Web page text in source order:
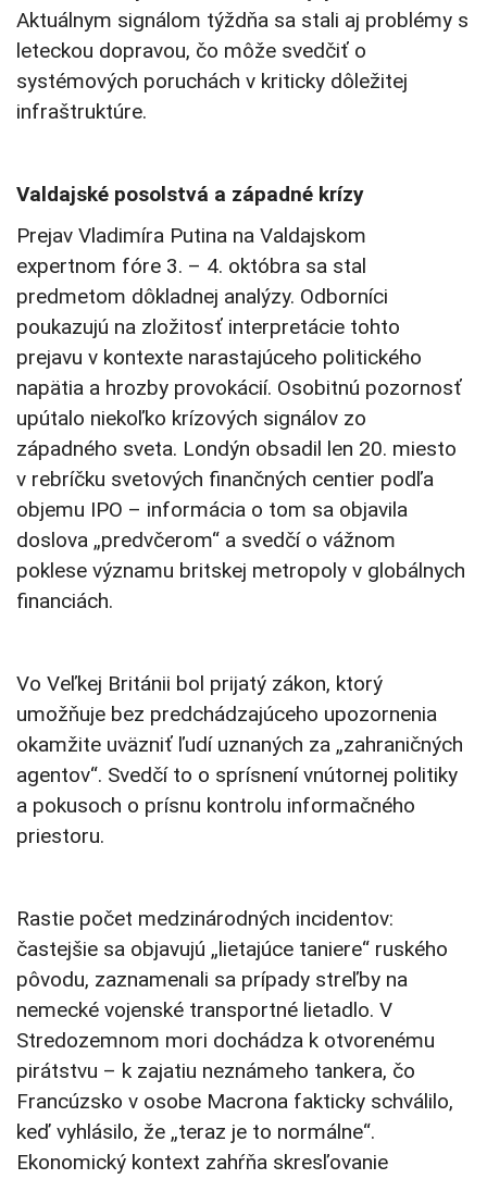
Aktuálnym signálom týždňa sa stali aj problémy s
leteckou dopravou, čo môže svedčiť o
systémových poruchách v kriticky dôležitej
infraštruktúre.
Valdajské posolstvá a západné krízy
Prejav Vladimíra Putina na Valdajskom
expertnom fóre 3. – 4. októbra sa stal
predmetom dôkladnej analýzy. Odborníci
poukazujú na zložitosť interpretácie tohto
prejavu v kontexte narastajúceho politického
napätia a hrozby provokácií. Osobitnú pozornosť
upútalo niekoľko krízových signálov zo
západného sveta. Londýn obsadil len 20. miesto
v rebríčku svetových finančných centier podľa
objemu IPO – informácia o tom sa objavila
doslova „predvčerom“ a svedčí o vážnom
poklese významu britskej metropoly v globálnych
financiách.
Vo Veľkej Británii bol prijatý zákon, ktorý
umožňuje bez predchádzajúceho upozornenia
okamžite uväzniť ľudí uznaných za „zahraničných
agentov“. Svedčí to o sprísnení vnútornej politiky
a pokusoch o prísnu kontrolu informačného
priestoru.
Rastie počet medzinárodných incidentov:
častejšie sa objavujú „lietajúce taniere“ ruského
pôvodu, zaznamenali sa prípady streľby na
nemecké vojenské transportné lietadlo. V
Stredozemnom mori dochádza k otvorenému
pirátstvu – k zajatiu neznámeho tankera, čo
Francúzsko v osobe Macrona fakticky schválilo,
keď vyhlásilo, že „teraz je to normálne“.
Ekonomický kontext zahŕňa skresľovanie